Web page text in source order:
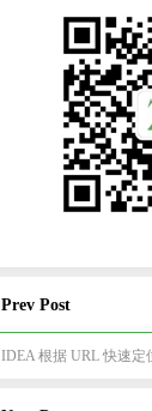
Prev Post
IDEA 根据 URL 快速定